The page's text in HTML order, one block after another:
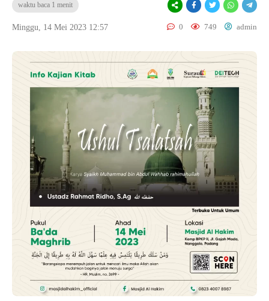
waktu baca 1 menit
Minggu, 14 Mei 2023 12:57 0 749 admin